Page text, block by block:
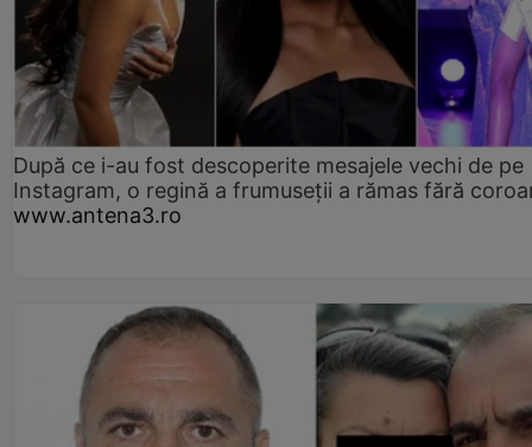
După ce i-au fost descoperite mesajele vechi de pe
Instagram, o regină a frumuseții a rămas fără
www.antena3.ro